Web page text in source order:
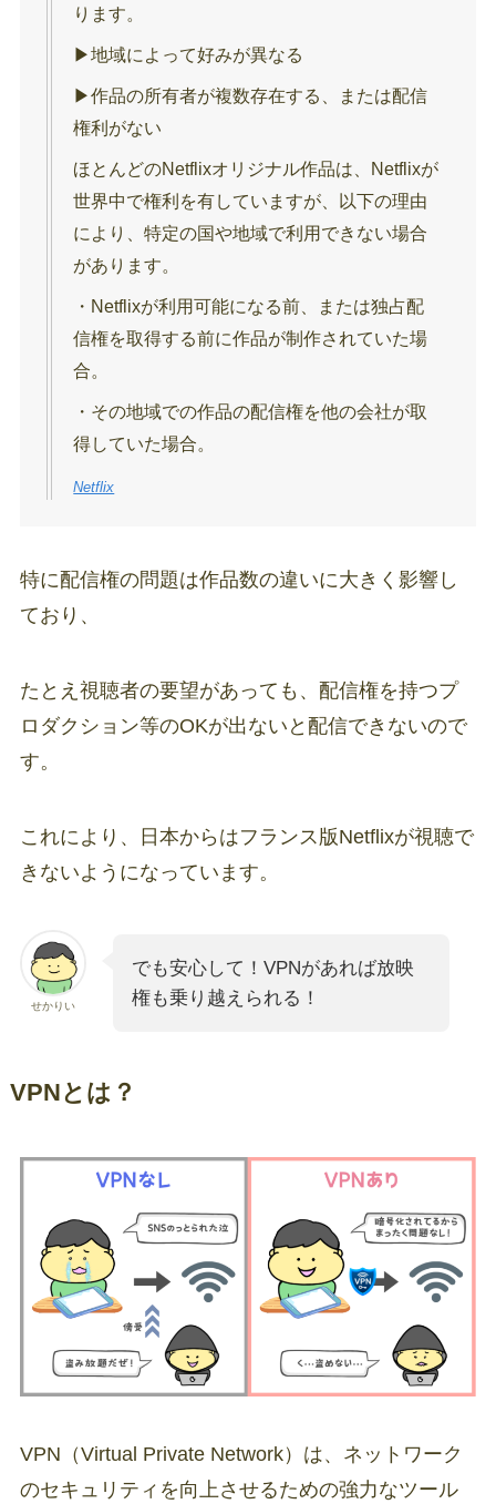
ります。
▶︎地域によって好みが異なる
▶︎作品の所有者が複数存在する、または配信
権利がない
ほとんどのNetflixオリジナル作品は、Netflixが
世界中で権利を有していますが、以下の理由
により、特定の国や地域で利用できない場合
があります。
・Netflixが利用可能になる前、または独占配
信権を取得する前に作品が制作されていた場
合。
・その地域での作品の配信権を他の会社が取
得していた場合。
Netflix
特に配信権の問題は作品数の違いに大きく影響し
ており、
たとえ視聴者の要望があっても、配信権を持つプ
ロダクション等のOKが出ないと配信できないので
す。
これにより、日本からはフランス版Netflixが視聴で
きないようになっています。
せかりい
でも安心して！VPNがあれば放映
権も乗り越えられる！
VPNとは？
VPN（Virtual Private Network）は、ネットワーク
のセキュリティを向上させるための強力なツール